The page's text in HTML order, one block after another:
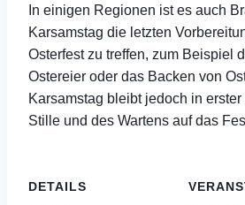
In einigen Regionen ist es auch
Karsamstag die letzten
Osterfest zu treffen, zum Beispiel
Ostereier oder das Backen von
Karsamstag bleibt jedoch in
Stille und des Wartens auf das
DETAILS